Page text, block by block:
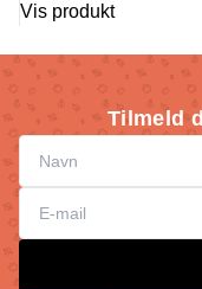
Vis produkt
Tilmeld